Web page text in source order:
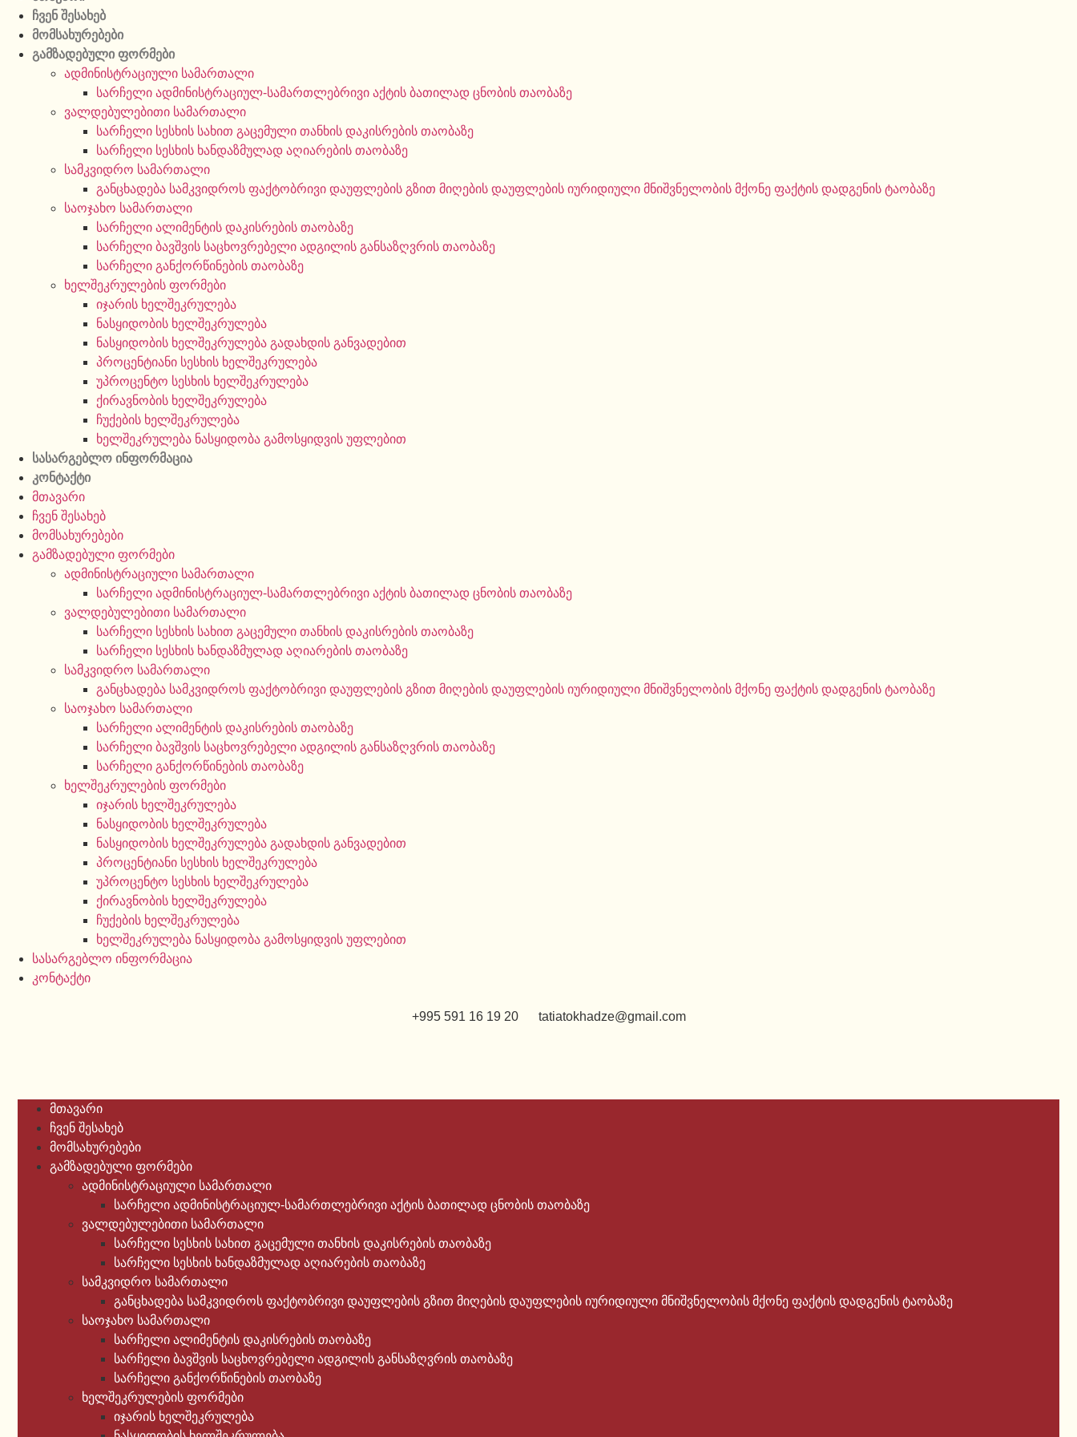
ჩვენ შესახებ
მომსახურებები
გამზადებული ფორმები
ადმინისტრაციული სამართალი
სარჩელი ადმინისტრაციულ-სამართლებრივი აქტის ბათილად ცნობის თაობაზე
ვალდებულებითი სამართალი
სარჩელი სესხის სახით გაცემული თანხის დაკისრების თაობაზე
სარჩელი სესხის ხანდაზმულად აღიარების თაობაზე
სამკვიდრო სამართალი
განცხადება სამკვიდროს ფაქტობრივი დაუფლების გზით მიღების დაუფლების იურიდიული მნიშვნელობის მქონე ფაქტის დადგენის ტაობაზე
საოჯახო სამართალი
სარჩელი ალიმენტის დაკისრების თაობაზე
სარჩელი ბავშვის საცხოვრებელი ადგილის განსაზღვრის თაობაზე
სარჩელი განქორწინების თაობაზე
ხელშეკრულების ფორმები
იჯარის ხელშეკრულება
ნასყიდობის ხელშეკრულება
ნასყიდობის ხელშეკრულება გადახდის განვადებით
პროცენტიანი სესხის ხელშეკრულება
უპროცენტო სესხის ხელშეკრულება
ქირავნობის ხელშეკრულება
ჩუქების ხელშეკრულება
ხელშეკრულება ნასყიდობა გამოსყიდვის უფლებით
სასარგებლო ინფორმაცია
კონტაქტი
მთავარი
ჩვენ შესახებ
მომსახურებები
გამზადებული ფორმები
ადმინისტრაციული სამართალი
სარჩელი ადმინისტრაციულ-სამართლებრივი აქტის ბათილად ცნობის თაობაზე
ვალდებულებითი სამართალი
სარჩელი სესხის სახით გაცემული თანხის დაკისრების თაობაზე
სარჩელი სესხის ხანდაზმულად აღიარების თაობაზე
სამკვიდრო სამართალი
განცხადება სამკვიდროს ფაქტობრივი დაუფლების გზით მიღების დაუფლების იურიდიული მნიშვნელობის მქონე ფაქტის დადგენის ტაობაზე
საოჯახო სამართალი
სარჩელი ალიმენტის დაკისრების თაობაზე
სარჩელი ბავშვის საცხოვრებელი ადგილის განსაზღვრის თაობაზე
სარჩელი განქორწინების თაობაზე
ხელშეკრულების ფორმები
იჯარის ხელშეკრულება
ნასყიდობის ხელშეკრულება
ნასყიდობის ხელშეკრულება გადახდის განვადებით
პროცენტიანი სესხის ხელშეკრულება
უპროცენტო სესხის ხელშეკრულება
ქირავნობის ხელშეკრულება
ჩუქების ხელშეკრულება
ხელშეკრულება ნასყიდობა გამოსყიდვის უფლებით
სასარგებლო ინფორმაცია
კონტაქტი
+995 591 16 19 20 tatiatokhadze@gmail.com
მთავარი
ჩვენ შესახებ
მომსახურებები
გამზადებული ფორმები
ადმინისტრაციული სამართალი
სარჩელი ადმინისტრაციულ-სამართლებრივი აქტის ბათილად ცნობის თაობაზე
ვალდებულებითი სამართალი
სარჩელი სესხის სახით გაცემული თანხის დაკისრების თაობაზე
სარჩელი სესხის ხანდაზმულად აღიარების თაობაზე
სამკვიდრო სამართალი
განცხადება სამკვიდროს ფაქტობრივი დაუფლების გზით მიღების დაუფლების იურიდიული მნიშვნელობის მქონე ფაქტის დადგენის ტაობაზე
საოჯახო სამართალი
სარჩელი ალიმენტის დაკისრების თაობაზე
სარჩელი ბავშვის საცხოვრებელი ადგილის განსაზღვრის თაობაზე
სარჩელი განქორწინების თაობაზე
ხელშეკრულების ფორმები
იჯარის ხელშეკრულება